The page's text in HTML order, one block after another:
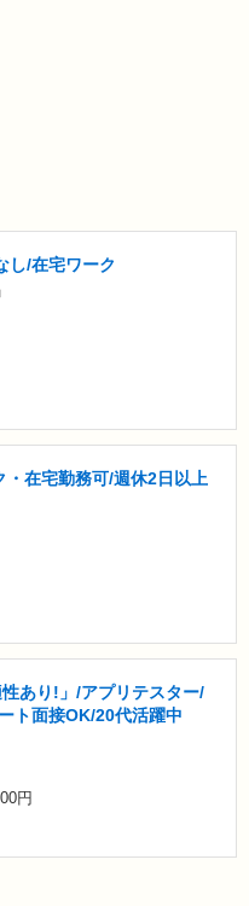
し/在宅ワーク
在宅勤務可/週休2日以上
性あり!」/アプリテスター/
ト面接OK/20代活躍中
円